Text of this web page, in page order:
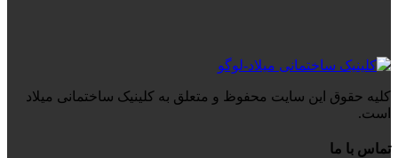
کلیه حقوق این سایت محفوظ و متعلق به کلینیک ساختمانی میلاد
است.
تماس با ما